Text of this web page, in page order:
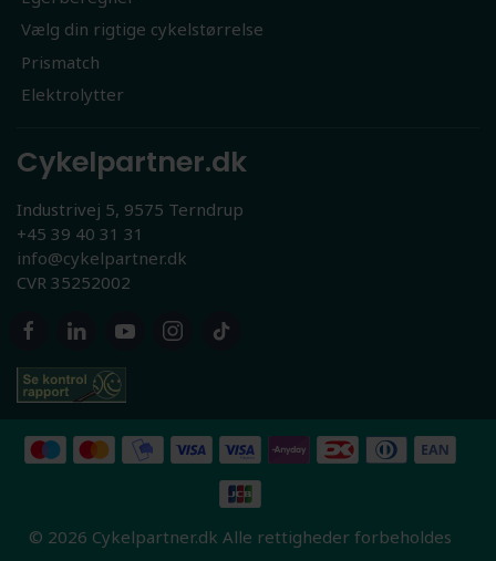
Vælg din rigtige cykelstørrelse
Prismatch
Elektrolytter
Cykelpartner.dk
Industrivej 5, 9575 Terndrup
+45 39 40 31 31
info@cykelpartner.dk
CVR 35252002
© 2026 Cykelpartner.dk Alle rettigheder forbeholdes